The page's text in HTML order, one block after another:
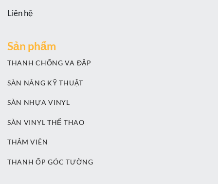
Liên hệ
Sản phẩm
THANH CHỐNG VA ĐẬP
SÀN NÂNG KỸ THUẬT
SÀN NHỰA VINYL
SÀN VINYL THỂ THAO
THẢM VIÊN
THANH ỐP GÓC TƯỜNG